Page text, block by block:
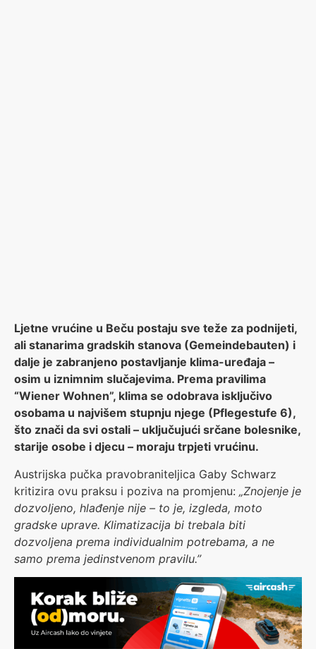
Ljetne vrućine u Beču postaju sve teže za podnijeti,
ali stanarima gradskih stanova (Gemeindebauten) i
dalje je zabranjeno postavljanje klima-uređaja –
osim u iznimnim slučajevima. Prema pravilima
“Wiener Wohnen”, klima se odobrava isključivo
osobama u najvišem stupnju njege (Pflegestufe 6),
što znači da svi ostali – uključujući srčane bolesnike,
starije osobe i djecu – moraju trpjeti vrućinu.
Austrijska pučka pravobraniteljica Gaby Schwarz
kritizira ovu praksu i poziva na promjenu: „Znojenje je
dozvoljeno, hlađenje nije – to je, izgleda, moto
gradske uprave. Klimatizacija bi trebala biti
dozvoljena prema individualnim potrebama, a ne
samo prema jedinstvenom pravilu.”